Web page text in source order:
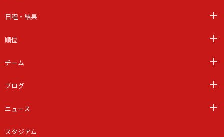
日程・結果
順位
チーム
ブログ
ニュース
スタジアム